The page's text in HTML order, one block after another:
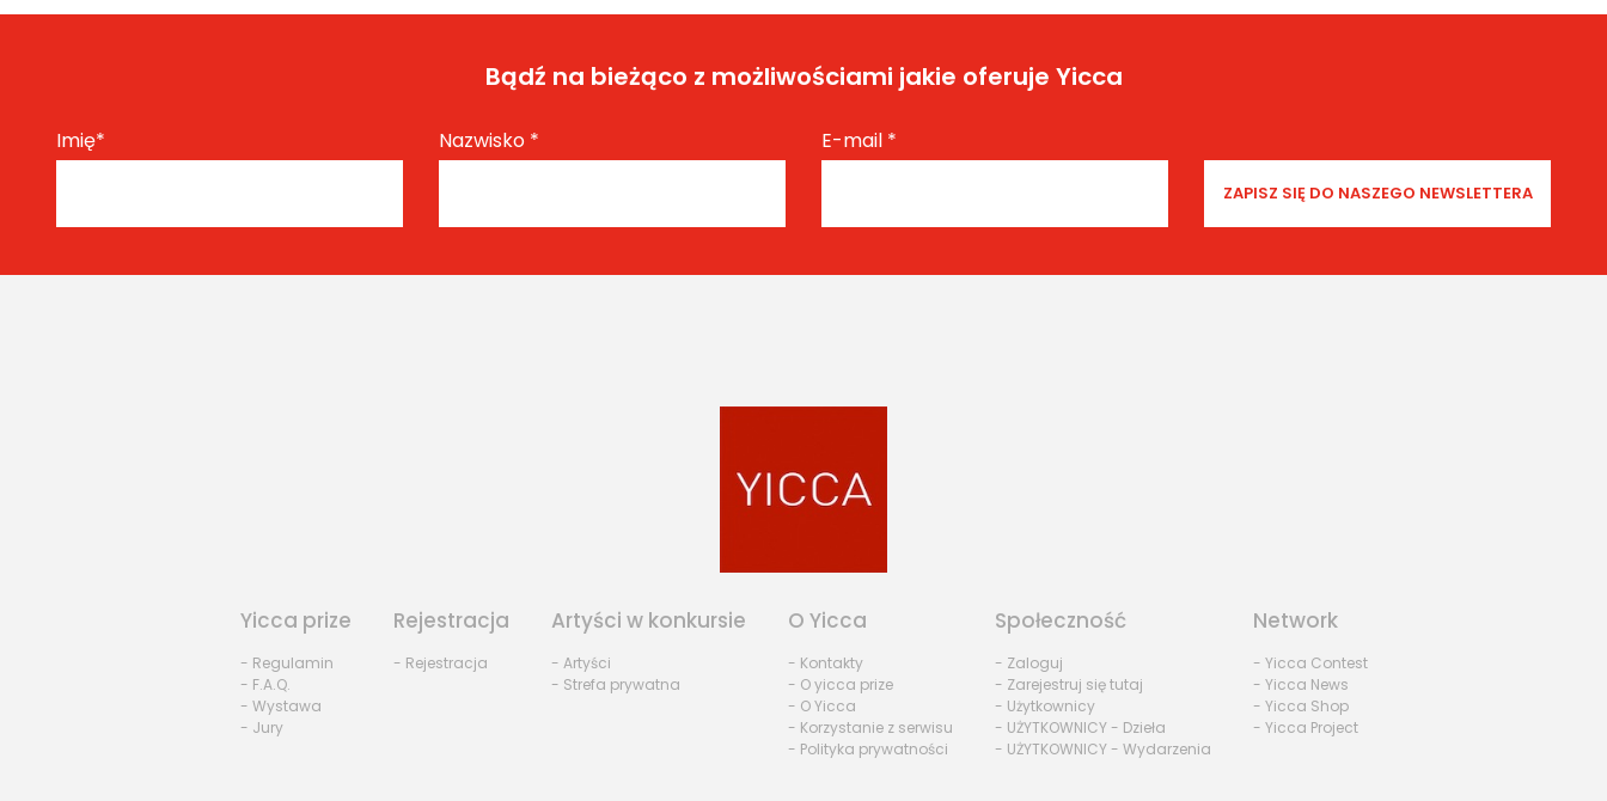
Bądź na bieżąco z możliwościami jakie oferuje Yicca
Imię* Nazwisko * E-mail *
Yicca prize
- Regulamin
- F.A.Q.
- Wystawa
- Jury
Rejestracja
- Rejestracja
Artyści w konkursie
- Artyści
- Strefa prywatna
O Yicca
- Kontakty
- O yicca prize
- O Yicca
- Korzystanie z serwisu
- Polityka prywatności
Społeczność
- Zaloguj
- Zarejestruj się tutaj
- Użytkownicy
- UŻYTKOWNICY - Dzieła
- UŻYTKOWNICY - Wydarzenia
Network
- Yicca Contest
- Yicca News
- Yicca Shop
- Yicca Project